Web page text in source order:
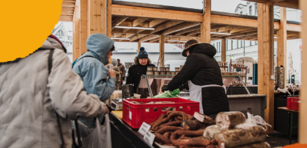
Novinky
Príbeh
Mapa
Kontakt